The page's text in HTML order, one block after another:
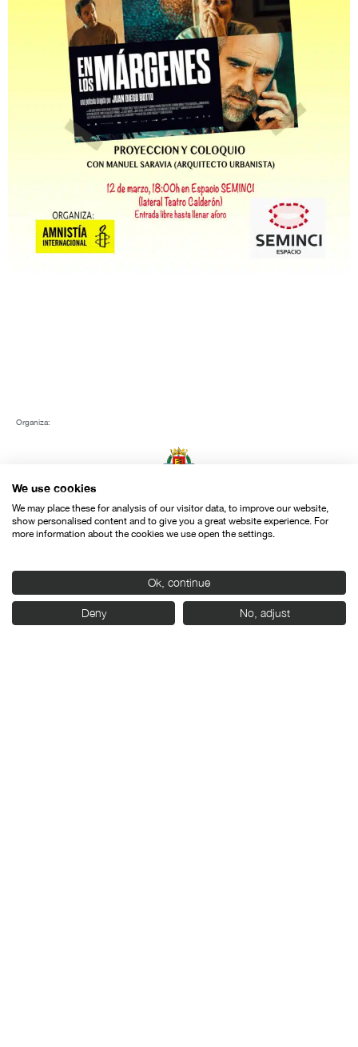
Organiza:
We use cookies
We may place these for analysis of our visitor data, to improve our website,
show personalised content and to give you a great website experience. For
more information about the cookies we use open the settings.
Ok, continue
Deny No, adjust